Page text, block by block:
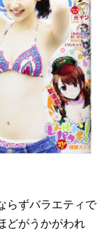
らずバラエティで
どがうかがわれ